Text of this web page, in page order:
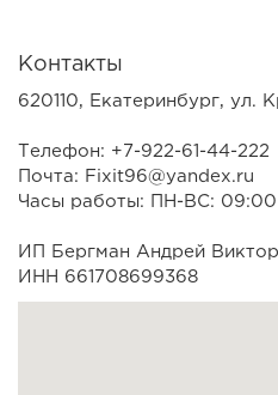
Контакты
620110, Екатеринбург, ул.
Телефон: +7-922-61-44-222
Почта: Fixit96@yandex.ru
Часы работы: ПН-ВС: 09:00
ИП Бергман Андрей
ИНН 661708699368